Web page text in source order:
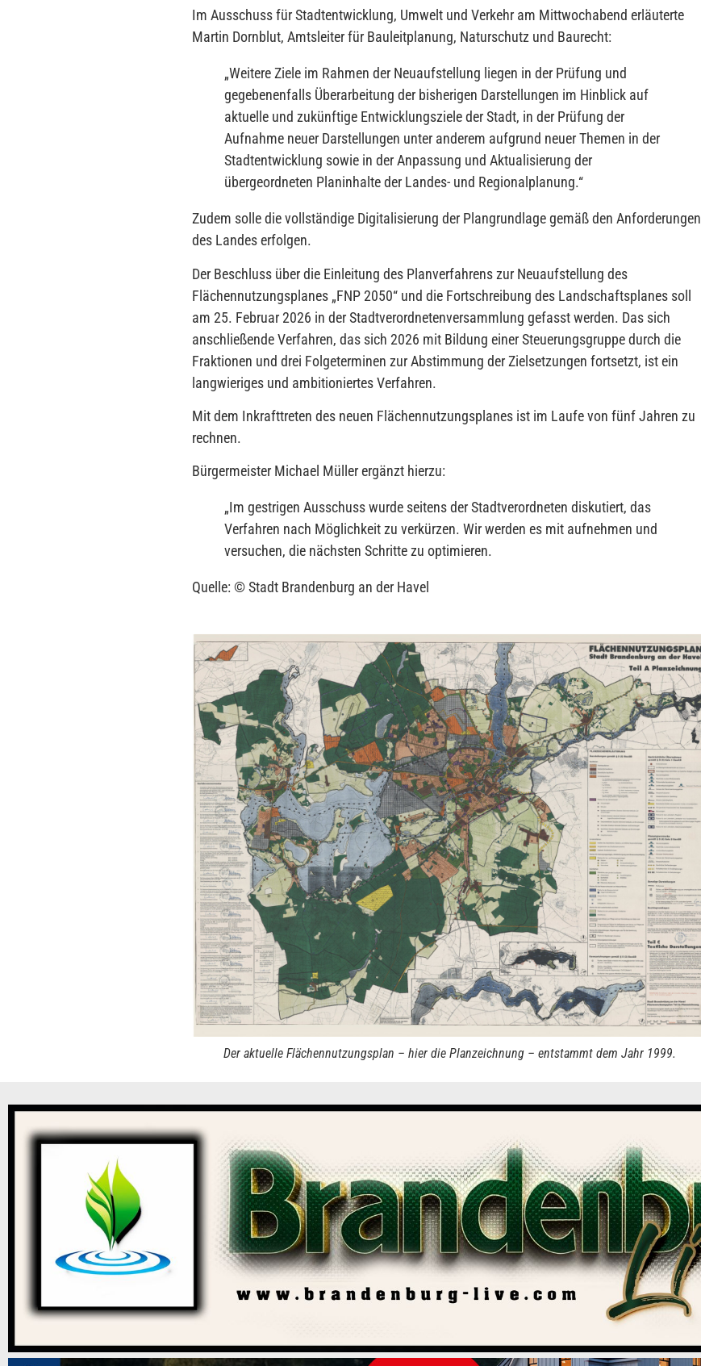
Im Ausschuss für Stadtentwicklung, Umwelt und Verkehr am Mittwochabend erläuterte
Martin Dornblut, Amtsleiter für Bauleitplanung, Naturschutz und Baurecht:
„Weitere Ziele im Rahmen der Neuaufstellung liegen in der Prüfung und
gegebenenfalls Überarbeitung der bisherigen Darstellungen im Hinblick auf
aktuelle und zukünftige Entwicklungsziele der Stadt, in der Prüfung der
Aufnahme neuer Darstellungen unter anderem aufgrund neuer Themen in der
Stadtentwicklung sowie in der Anpassung und Aktualisierung der
übergeordneten Planinhalte der Landes- und Regionalplanung.“
Zudem solle die vollständige Digitalisierung der Plangrundlage gemäß den Anforderungen
des Landes erfolgen.
Der Beschluss über die Einleitung des Planverfahrens zur Neuaufstellung des
Flächennutzungsplanes „FNP 2050“ und die Fortschreibung des Landschaftsplanes soll
am 25. Februar 2026 in der Stadtverordnetenversammlung gefasst werden. Das sich
anschließende Verfahren, das sich 2026 mit Bildung einer Steuerungsgruppe durch die
Fraktionen und drei Folgeterminen zur Abstimmung der Zielsetzungen fortsetzt, ist ein
langwieriges und ambitioniertes Verfahren.
Mit dem Inkrafttreten des neuen Flächennutzungsplanes ist im Laufe von fünf Jahren zu
rechnen.
Bürgermeister Michael Müller ergänzt hierzu:
„Im gestrigen Ausschuss wurde seitens der Stadtverordneten diskutiert, das
Verfahren nach Möglichkeit zu verkürzen. Wir werden es mit aufnehmen und
versuchen, die nächsten Schritte zu optimieren.
Quelle: © Stadt Brandenburg an der Havel
Der aktuelle Flächennutzungsplan – hier die Planzeichnung – entstammt dem Jahr 1999.